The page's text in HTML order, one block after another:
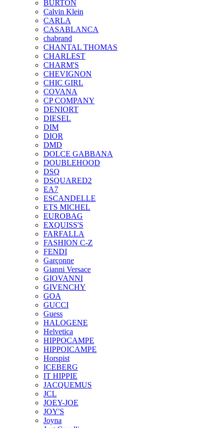
BURTON
Calvin Klein
CARLA
CASABLANCA
chabrand
CHANTAL THOMAS
CHARLEST
CHARM'S
CHEVIGNON
CHIC GIRL
COVANA
CP COMPANY
DENIORT
DIESEL
DIM
DIOR
DMD
DOLCE GABBANA
DOUBLEHOOD
DSQ
DSQUARED2
EA7
ESCANDELLE
ETS MICHEL
EUROBAG
EXQUISS'S
FARFALLA
FASHION C-Z
FENDI
Garçonne
Gianni Versace
GIOVANNI
GIVENCHY
GOA
GUCCI
Guess
HALOGENE
Helvetica
HIPPOCAMPE
HIPPOICAMPE
Horspist
ICEBERG
IT HIPPIE
JACQUEMUS
JCL
JOEY-JOE
JOY'S
Joyna